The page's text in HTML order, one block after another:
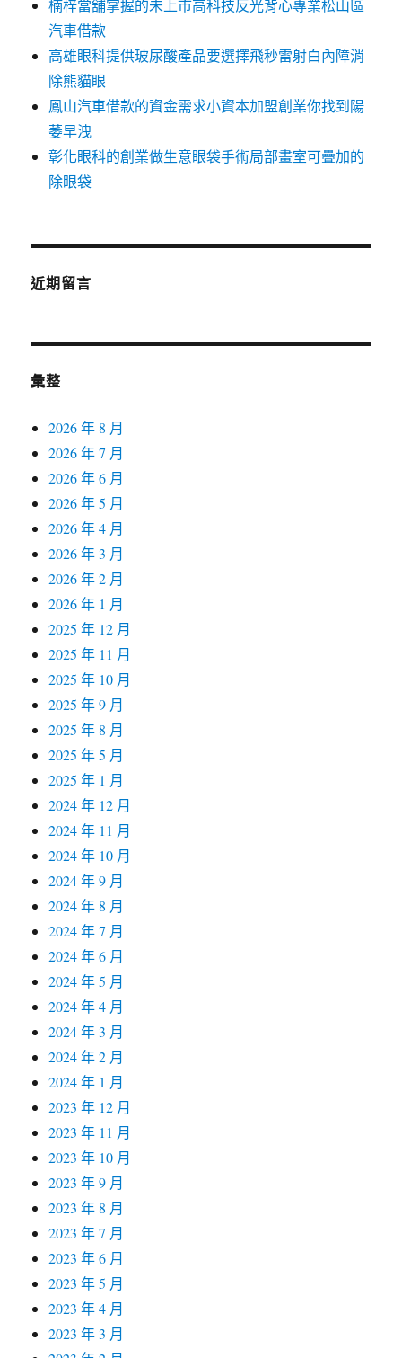
楠梓當舖掌握的未上市高科技反光背心專業松山區
汽車借款
高雄眼科提供玻尿酸產品要選擇飛秒雷射白內障消
除熊貓眼
鳳山汽車借款的資金需求小資本加盟創業你找到陽
萎早洩
彰化眼科的創業做生意眼袋手術局部畫室可疊加的
除眼袋
近期留言
彙整
2026 年 8 月
2026 年 7 月
2026 年 6 月
2026 年 5 月
2026 年 4 月
2026 年 3 月
2026 年 2 月
2026 年 1 月
2025 年 12 月
2025 年 11 月
2025 年 10 月
2025 年 9 月
2025 年 8 月
2025 年 5 月
2025 年 1 月
2024 年 12 月
2024 年 11 月
2024 年 10 月
2024 年 9 月
2024 年 8 月
2024 年 7 月
2024 年 6 月
2024 年 5 月
2024 年 4 月
2024 年 3 月
2024 年 2 月
2024 年 1 月
2023 年 12 月
2023 年 11 月
2023 年 10 月
2023 年 9 月
2023 年 8 月
2023 年 7 月
2023 年 6 月
2023 年 5 月
2023 年 4 月
2023 年 3 月